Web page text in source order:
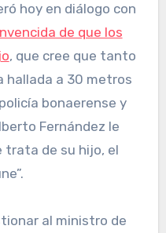
hoy en diálogo con
de que los
, que cree que tanto
hallada a 30 metros
bonaerense y
Fernández le
trata de su hijo, el
al ministro de